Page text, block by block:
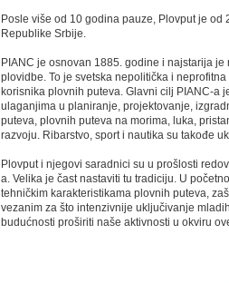
Posle više od 10 godina pauze, Plovput je
Republike Srbije.
PIANC je osnovan 1885. godine i najstarija
plovidbe. To je svetska nepolitička i
korisnika plovnih puteva. Glavni cilj PIANC-a
ulaganjima u planiranje, projektovanje,
puteva, plovnih puteva na morima, luka,
razvoju. Ribarstvo, sport i nautika su takođe
Plovput i njegovi saradnici su u prošlosti
a. Velika je čast nastaviti tu tradiciju. U
tehničkim karakteristikama plovnih puteva,
vezanim za što intenzivnije uključivanje
budućnosti proširiti naše aktivnosti u okviru